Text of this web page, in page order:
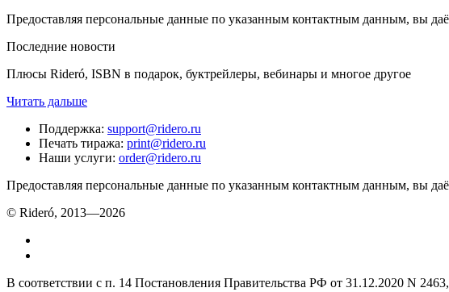
Предоставляя персональные данные по указанным контактным данным, вы
Последние новости
Плюсы Rideró, ISBN в подарок, буктрейлеры, вебинары и многое другое
Читать дальше
Поддержка: support@ridero.ru
Печать тиража: print@ridero.ru
Наши услуги: order@ridero.ru
Предоставляя персональные данные по указанным контактным данным, вы
© Rideró, 2013—2026
В соответствии с п. 14 Постановления Правительства РФ от 31.12.2020 N